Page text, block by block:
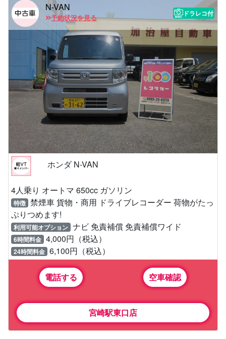
N-VAN
予約状況を見る
ドラレコ付
ホンダ N-VAN
4人乗り オートマ 650cc ガソリン
特徴 禁煙車 貨物・商用 ドライブレコーダー 荷物がたっ
ぷりつめます!
利用可能オプション ナビ 免責補償 免責補償ワイド
6時間料金 4,000円（税込）
24時間料金 6,100円（税込）
電話する 空車確認
宮崎駅東口店